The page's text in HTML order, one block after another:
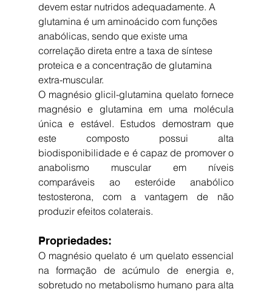
devem estar nutridos adequadamente. A
glutamina é um aminoácido com funções
anabólicas, sendo que existe uma
correlação direta entre a taxa de síntese
proteica e a concentração de glutamina
extra-muscular.
O magnésio glicil-glutamina quelato fornece
magnésio e glutamina em uma molécula
única e estável. Estudos demostram que
este composto possui alta
biodisponibilidade e é capaz de promover o
anabolismo muscular em níveis
comparáveis ao esteróide anabólico
testosterona, com a vantagem de não
produzir efeitos colaterais.
Propriedades:
O magnésio quelato é um quelato essencial
na formação de acúmulo de energia e,
sobretudo no metabolismo humano para alta